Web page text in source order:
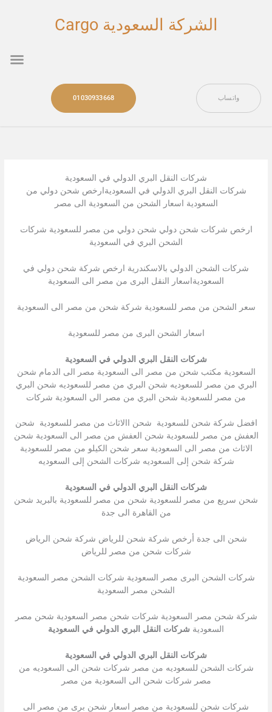
الشركة السعودية Cargo
واتساب 01030933668
شركات النقل البري الدولي في السعودية
شركات النقل البري الدولي في السعوديةارخص شحن دولي من
السعودية اسعار الشحن من السعودية الى مصر
ارخص شركات شحن دولي شحن دولي من مصر للسعودية شركات
الشحن البري في السعودية
شركات الشحن الدولي بالاسكندرية ارخص شركة شحن دولي في
السعوديةاسعار النقل البرى من مصر الى السعودية
سعر الشحن من مصر للسعودية شركة شحن من مصر الى السعودية
اسعار الشحن البرى من مصر للسعودية
شركات النقل البري الدولي في السعودية
السعودية مكتب شحن من مصر الى السعودية مصر الى الدمام شحن
البري من مصر للسعوديه شحن البري من مصر للسعوديه شحن البري
من مصر للسعودية شحن البري من مصر الى السعودية شركات
افضل شركة شحن للسعودية شحن االاثاث من مصر للسعودية شحن
العفش من مصر للسعودية شحن العفش من مصر الى السعودية شحن
الاثاث من مصر الى السعودية سعر شحن الكيلو من مصر للسعودية
شركة شحن إلى السعوديه شركات الشحن إلى السعوديه
شركات النقل البري الدولي في السعودية
شحن سريع من مصر للسعودية شحن من مصر للسعودية بالبريد شحن
من القاهرة الى جدة
شحن الى جدة أرخص شركة شحن للرياض شركة شحن الرياض
شركات شحن من مصر للرياض
شركات الشحن البرى مصر السعودية شركات الشحن مصر السعودية
الشحن مصر السعودية
شركة شحن مصر السعودية شركات شحن مصر السعودية شحن مصر
السعودية شركات النقل البري الدولي في السعودية
شركات النقل البري الدولي في السعودية
شركات الشحن للسعوديه من مصر شركات شحن الى السعوديه من
مصر شركات شحن الى السعودية من مصر
شركات شحن للسعودية من مصر اسعار شحن برى من مصر الى